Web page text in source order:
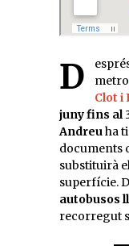
Després d’avançar que la Línia 1 de metro
Clot i
juny fins al
Andreuha
documents
substituirà
superfície.
autobusos
recorregut